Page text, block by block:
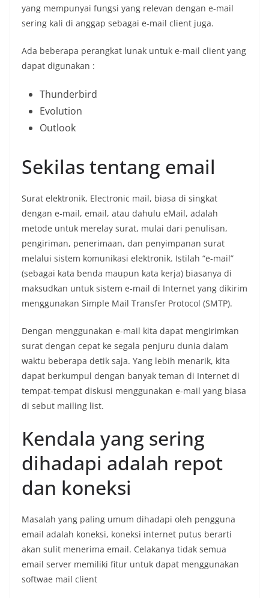
yang mempunyai fungsi yang relevan dengan e-mail
sering kali di anggap sebagai e-mail client juga.
Ada beberapa perangkat lunak untuk e-mail client yang
dapat digunakan :
Thunderbird
Evolution
Outlook
Sekilas tentang email
Surat elektronik, Electronic mail, biasa di singkat
dengan e-mail, email, atau dahulu eMail, adalah
metode untuk merelay surat, mulai dari penulisan,
pengiriman, penerimaan, dan penyimpanan surat
melalui sistem komunikasi elektronik. Istilah “e-mail”
(sebagai kata benda maupun kata kerja) biasanya di
maksudkan untuk sistem e-mail di Internet yang dikirim
menggunakan Simple Mail Transfer Protocol (SMTP).
Dengan menggunakan e-mail kita dapat mengirimkan
surat dengan cepat ke segala penjuru dunia dalam
waktu beberapa detik saja. Yang lebih menarik, kita
dapat berkumpul dengan banyak teman di Internet di
tempat-tempat diskusi menggunakan e-mail yang biasa
di sebut mailing list.
Kendala yang sering
dihadapi adalah repot
dan koneksi
Masalah yang paling umum dihadapi oleh pengguna
email adalah koneksi, koneksi internet putus berarti
akan sulit menerima email. Celakanya tidak semua
email server memiliki fitur untuk dapat menggunakan
softwae mail client